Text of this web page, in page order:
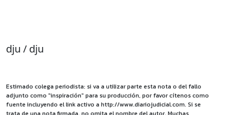
dju / dju
Estimado colega periodista: si va a utilizar parte esta nota o del fallo
adjunto como "inspiración" para su producción, por favor cítenos como
fuente incluyendo el link activo a http://www.diariojudicial.com. Si se